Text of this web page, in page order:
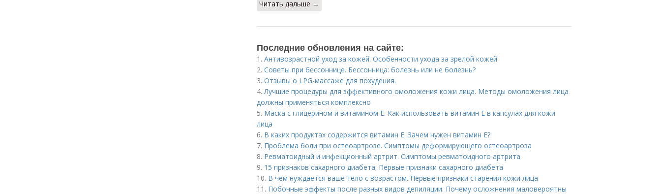
Читать дальше →
Последние обновления на сайте:
1. Антивозрастной уход за кожей. Особенности ухода за зрелой кожей
2. Советы при бессоннице. Бессонница: болезнь или не болезнь?
3. Отзывы о LPG-массаже для похудения.
4.Лучшие процедуры для эффективного омоложения кожи лица. Методы омоложения лица
должны применяться комплексно
5. Маска с глицерином и витамином Е. Как использовать витамин E в капсулах для кожи
лица
6. В каких продуктах содержится витамин Е. Зачем нужен витамин Е?
7. Проблема боли при остеоартрозе. Симптомы деформирующего остеоартроза
8. Ревматоидный и инфекционный артрит. Симптомы ревматоидного артрита
9. 15 признаков сахарного диабета. Первые признаки сахарного диабета
10. В чем нуждается ваше тело с возрастом. Первые признаки старения кожи лица
11. Побочные эффекты после разных видов депиляции. Почему осложнения маловероятны